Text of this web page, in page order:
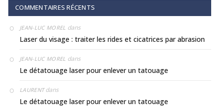
COMMENTAIRES RÉCENTS
JEAN-LUC MOREL dans
Laser du visage : traiter les rides et cicatrices par abrasion
JEAN-LUC MOREL dans
Le détatouage laser pour enlever un tatouage
LAURENTdans
Le détatouage laser pour enlever un tatouage